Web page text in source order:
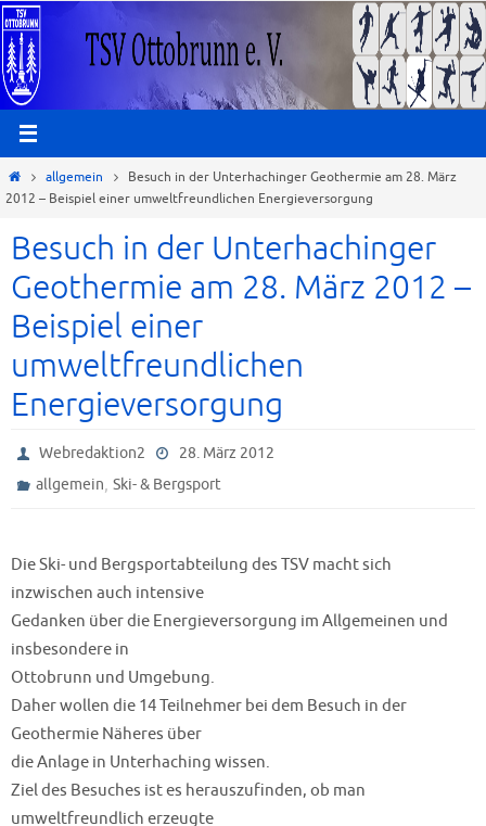
Zum
Inhalt
springen
Startallgemein
Besuch in der Unterhachinger Geothermie am 28. März
2012 – Beispiel einer umweltfreundlichen Energieversorgung
Besuch in der Unterhachinger
Geothermie am 28. März 2012 –
Beispiel einer
umweltfreundlichen
Energieversorgung
Webredaktion2
28. März 2012
allgemein,Ski- & Bergsport
Die Ski- und Bergsportabteilung des TSV macht sich
inzwischen auch intensive
Gedanken über die Energieversorgung im Allgemeinen und
insbesondere in
Ottobrunn und Umgebung.
Daher wollen die 14 Teilnehmer bei dem Besuch in der
Geothermie Näheres über
die Anlage in Unterhaching wissen.
Ziel des Besuches ist es herauszufinden, ob man
umweltfreundlich erzeugte